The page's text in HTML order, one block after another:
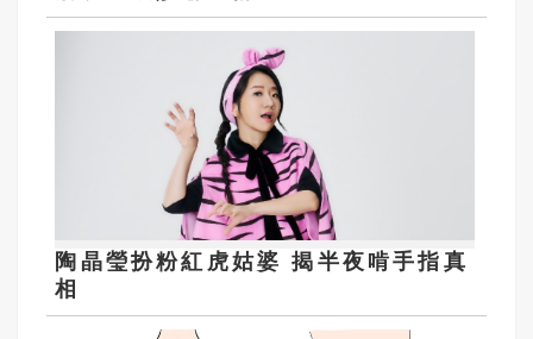
陶晶瑩扮粉紅虎姑婆 揭半夜啃手指真
相